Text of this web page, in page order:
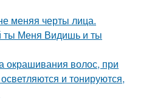
меняя черты лица.
ты Меня Видишь и ты
окрашивания волос, при
и тонируются,